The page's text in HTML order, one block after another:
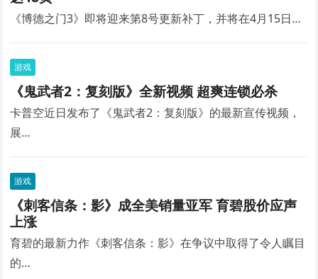
《博德之门3》即将迎来第8号更新补丁，并将在4月15日…
游戏
《鬼武者2：复刻版》全新视频 超爽连锁必杀
卡普空近日发布了《鬼武者2：复刻版》的最新宣传视频，
展…
游戏
《刺客信条：影》成全美销量亚军 育碧股价应声
上涨
育碧的最新力作《刺客信条：影》在争议中取得了令人瞩目
的…